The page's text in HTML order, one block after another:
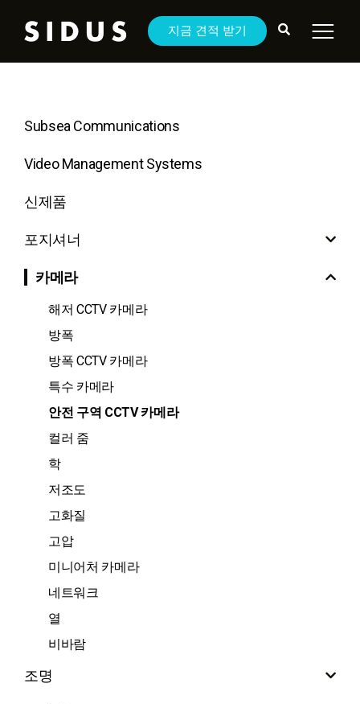
지금 견적 받기
Subsea Communications
Video Management Systems
신제품
포지셔너
카메라
해저 CCTV 카메라
방폭
방폭 CCTV 카메라
특수 카메라
안전 구역 CCTV 카메라
컬러 줌
학
저조도
고화질
고압
미니어처 카메라
네트워크
열
비바람
조명